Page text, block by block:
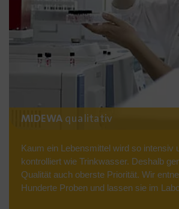
MIDEWA qualitativ
Kaum ein Lebensmittel wird so intensiv
kontrolliert wie Trinkwasser. Deshalb
Qualität auch oberste Priorität. Wir
Hunderte Proben und lassen sie im